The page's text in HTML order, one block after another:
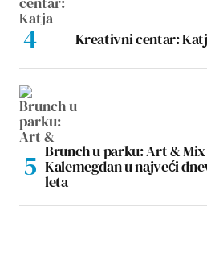
Kreativni centar:
Brunch u parku: Art &
Kalemegdan u najveći
leta